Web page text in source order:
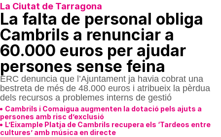
La Ciutat de Tarragona
La falta de personal obliga
Cambrils a renunciar a
60.000 euros per ajudar
persones sense feina
ERC denuncia que l’Ajuntament ja havia cobrat una
bestreta de més de 48.000 euros i atribueix la pèrdua
dels recursos a problemes interns de gestió
Cambrils i Comaigua augmenten la dotació pels ajuts a
persones amb risc d’exclusió
L’Eixample Platja de Cambrils recupera els ‘Tardeos entre
cultures’ amb música en directe